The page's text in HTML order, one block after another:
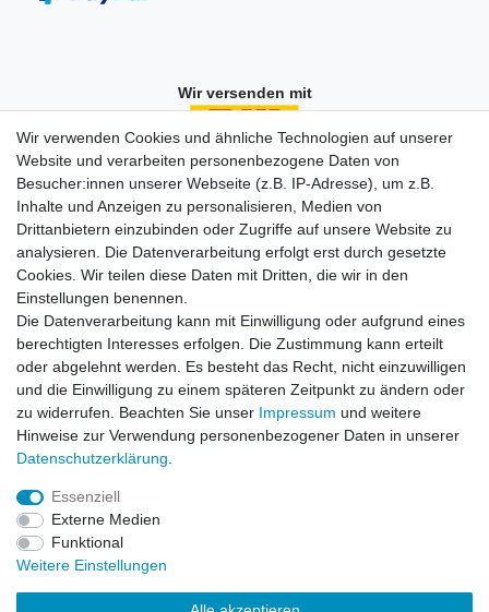
Wir versenden mit
Einkaufen
Zahlungsarten
Versandarten & -kosten
Widerrufsrecht
Warenkorb
Zur Kasse
Vertrag widerrufen
Mein Konto
Registrieren
Unternehmen
Kontakt
Wir verwenden Cookies und ähnliche Technologien auf unserer
Website und verarbeiten personenbezogene Daten von
Besucher:innen unserer Webseite (z.B. IP-Adresse), um z.B.
Inhalte und Anzeigen zu personalisieren, Medien von
Drittanbietern einzubinden oder Zugriffe auf unsere Website zu
analysieren. Die Datenverarbeitung erfolgt erst durch gesetzte
Cookies. Wir teilen diese Daten mit Dritten, die wir in den
Einstellungen benennen.
Die Datenverarbeitung kann mit Einwilligung oder aufgrund eines
berechtigten Interesses erfolgen. Die Zustimmung kann erteilt
oder abgelehnt werden. Es besteht das Recht, nicht einzuwilligen
und die Einwilligung zu einem späteren Zeitpunkt zu ändern oder
zu widerrufen. Beachten Sie unser Impressum und weitere
Hinweise zur Verwendung personenbezogener Daten in unserer
Daten­schutz­erklärung
Essenziell
Externe Medien
Funktional
Weitere Einstellungen